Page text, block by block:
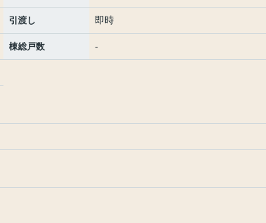
引渡し 即時
棟総戸数 -